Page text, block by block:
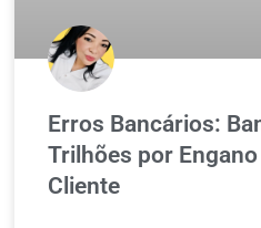
Erros Bancários:
Trilhões por
Cliente